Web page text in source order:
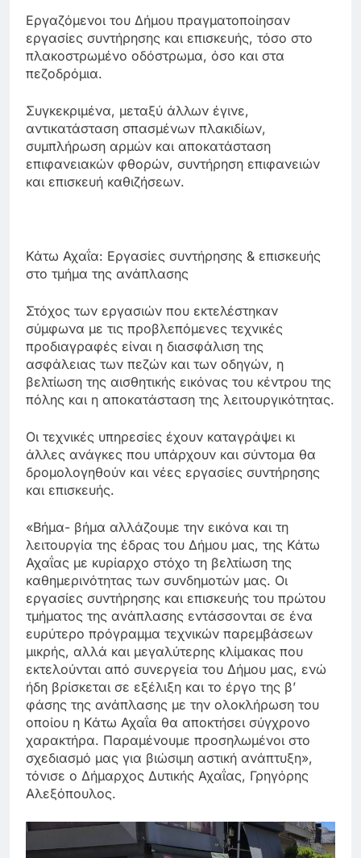
Εργαζόμενοι του Δήμου πραγματοποίησαν
εργασίες συντήρησης και επισκευής, τόσο στο
πλακοστρωμένο οδόστρωμα, όσο και στα
πεζοδρόμια.
Συγκεκριμένα, μεταξύ άλλων έγινε,
αντικατάσταση σπασμένων πλακιδίων,
συμπλήρωση αρμών και αποκατάσταση
επιφανειακών φθορών, συντήρηση επιφανειών
και επισκευή καθιζήσεων.
Κάτω Αχαΐα: Εργασίες συντήρησης & επισκευής
στο τμήμα της ανάπλασης
Στόχος των εργασιών που εκτελέστηκαν
σύμφωνα με τις προβλεπόμενες τεχνικές
προδιαγραφές είναι η διασφάλιση της
ασφάλειας των πεζών και των οδηγών, η
βελτίωση της αισθητικής εικόνας του κέντρου της
πόλης και η αποκατάσταση της λειτουργικότητας.
Οι τεχνικές υπηρεσίες έχουν καταγράψει κι
άλλες ανάγκες που υπάρχουν και σύντομα θα
δρομολογηθούν και νέες εργασίες συντήρησης
και επισκευής.
«Βήμα- βήμα αλλάζουμε την εικόνα και τη
λειτουργία της έδρας του Δήμου μας, της Κάτω
Αχαΐας με κυρίαρχο στόχο τη βελτίωση της
καθημερινότητας των συνδημοτών μας. Οι
εργασίες συντήρησης και επισκευής του πρώτου
τμήματος της ανάπλασης εντάσσονται σε ένα
ευρύτερο πρόγραμμα τεχνικών παρεμβάσεων
μικρής, αλλά και μεγαλύτερης κλίμακας που
εκτελούνται από συνεργεία του Δήμου μας, ενώ
ήδη βρίσκεται σε εξέλιξη και το έργο της β’
φάσης της ανάπλασης με την ολοκλήρωση του
οποίου η Κάτω Αχαΐα θα αποκτήσει σύγχρονο
χαρακτήρα. Παραμένουμε προσηλωμένοι στο
σχεδιασμό μας για βιώσιμη αστική ανάπτυξη»,
τόνισε ο Δήμαρχος Δυτικής Αχαΐας, Γρηγόρης
Αλεξόπουλος.